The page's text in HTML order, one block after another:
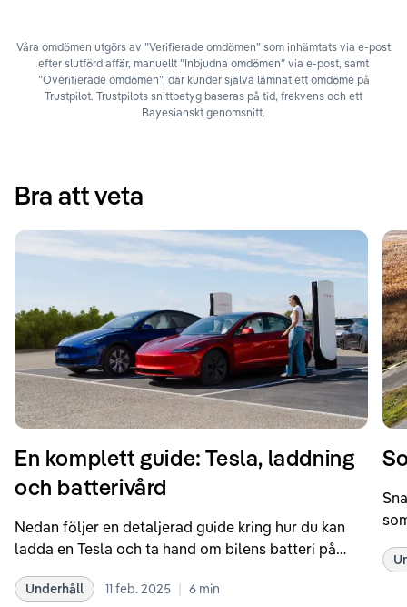
Våra omdömen utgörs av ”Verifierade omdömen” som inhämtats via e-post
efter slutförd affär, manuellt ”Inbjudna omdömen” via e-post, samt
”Overifierade omdömen”, där kunder själva lämnat ett omdöme på
Trustpilot. Trustpilots snittbetyg baseras på tid, frekvens och ett
Bayesianskt genomsnitt.
Bra att veta
En komplett guide: Tesla, laddning
och batterivård
Nedan följer en detaljerad guide kring hur du kan
ladda en Tesla och ta hand om bilens batteri på
rekommendationer samt våra egna erfarenheter
Underhåll 11 feb. 2025 | 6 min